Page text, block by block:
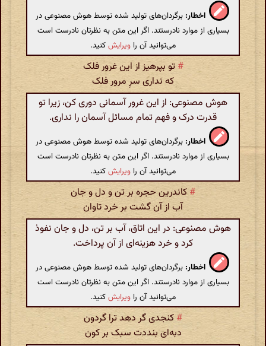
اخطار: برگردان‌های تولید شده توسط هوش مصنوعی در
بسیاری از موارد نادرستند. اگر این متن به نظرتان نادرست است
می‌توانید آن را ویرایشکنید.
# تو بپرهیز از این غرور فلک
که نداری سرِ مرور فلک
هوش مصنوعی: از این غرور آسمانی دوری کن، زیرا تو
قدرت درک و فهم تمام مسائل آسمان را نداری.
اخطار: برگردان‌های تولید شده توسط هوش مصنوعی در
بسیاری از موارد نادرستند. اگر این متن به نظرتان نادرست است
می‌توانید آن را ویرایشکنید.
#کاندرین حجره بر تن و دل و جان
آب از آن گشت بر خرد تاوان
هوش مصنوعی: در این اتاق، آب بر تن، دل و جان نفوذ
کرد و خرد هزینه‌ای از آن پرداخت.
اخطار: برگردان‌های تولید شده توسط هوش مصنوعی در
بسیاری از موارد نادرستند. اگر این متن به نظرتان نادرست است
می‌توانید آن را ویرایشکنید.
# کنجدی گر دهد ترا گردون
دبه‌ای بنددت سبک بر کون